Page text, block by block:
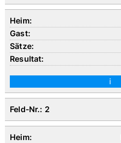
i
Feld-Nr.: 2